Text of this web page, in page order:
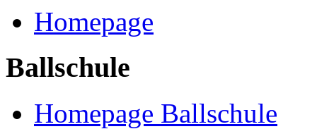
Homepage
Ballschule
Homepage Ballschule